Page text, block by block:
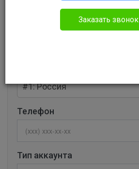
#1: Россия
Телефон
Тип аккаунта
Заказать звонок